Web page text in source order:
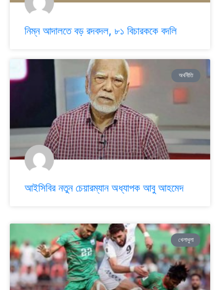
নিম্ন আদালতে বড় রদবদল, ৮১ বিচারককে বদলি
অর্থনীতি
আইসিবির নতুন চেয়ারম্যান অধ্যাপক আবু আহমেদ
খেলাধুলা